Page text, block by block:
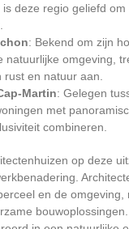
deze regio geliefd om
: Bekend om zijn
natuurlijke omgeving,
rust en natuur aan.
Martin: Gelegen
met
combineren.
op deze
en de omgeving,